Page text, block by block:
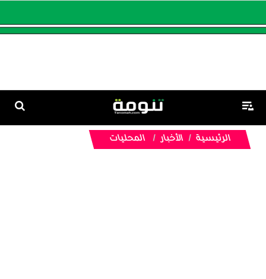
الرئيسية الأخبار المحليات